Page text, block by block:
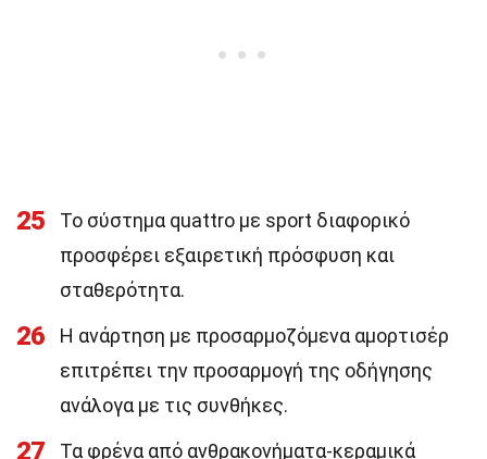
25
Το σύστημα quattro με sport διαφορικό
προσφέρει εξαιρετική πρόσφυση και
σταθερότητα.
26
Η ανάρτηση με προσαρμοζόμενα αμορτισέρ
επιτρέπει την προσαρμογή της οδήγησης
ανάλογα με τις συνθήκες.
27
Τα φρένα από ανθρακονήματα-κεραμικά